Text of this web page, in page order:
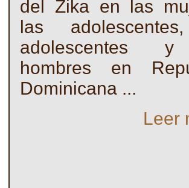
del Zika en las
las
adolescentes
hombres en
Dominicana ...
Leer